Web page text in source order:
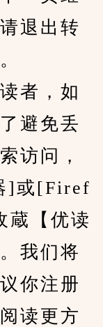
退出转
者，如
避免丢
访问，
]或[Firef
蔵【优读
我们将
你注册
读更方